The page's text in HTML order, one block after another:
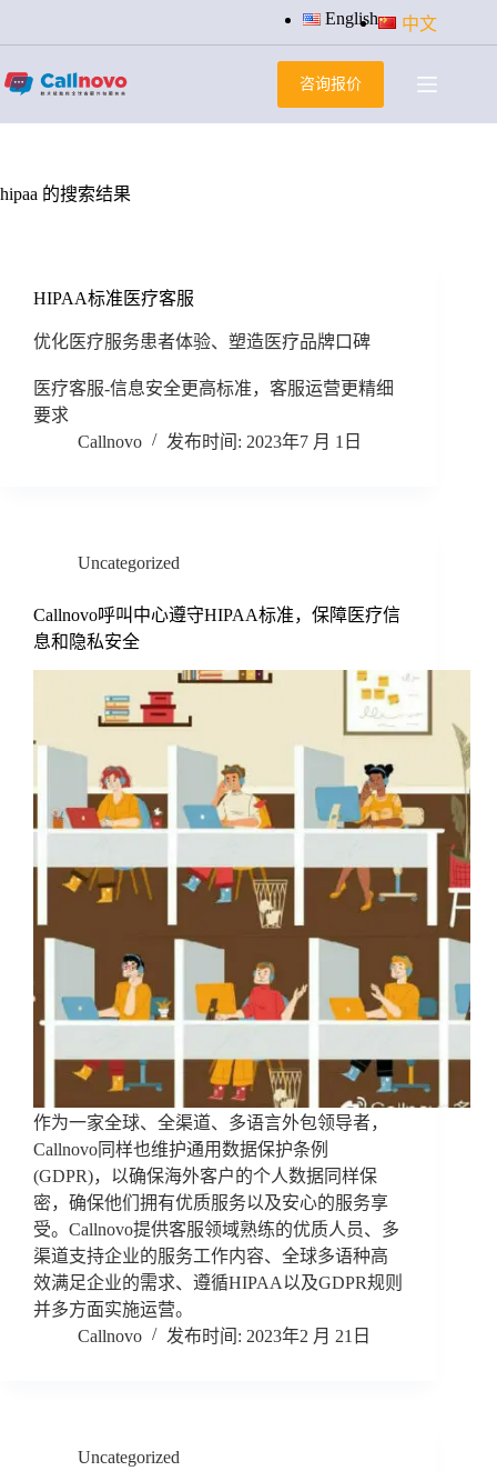
过
容
English 中文
咨询报价
hipaa 的搜索结果
HIPAA标准医疗客服
优化医疗服务患者体验、塑造医疗品牌口碑
医疗客服-信息安全更高标准，客服运营更精细
要求
Callnovo
2023年7 月 1日
Uncategorized
Callnovo呼叫中心遵守HIPAA标准，保障医疗信
息和隐私安全
作为一家全球、全渠道、多语言外包领导者，
Callnovo同样也维护通用数据保护条例
(GDPR)，以确保海外客户的个人数据同样保
密，确保他们拥有优质服务以及安心的服务享
受。Callnovo提供客服领域熟练的优质人员、多
渠道支持企业的服务工作内容、全球多语种高
效满足企业的需求、遵循HIPAA以及GDPR规则
并多方面实施运营。
Callnovo
2023年2 月 21日
Uncategorized